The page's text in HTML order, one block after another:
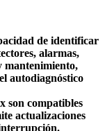
de identificar
alarmas,
mantenimiento,
autodiagnóstico
son compatibles
actualizaciones